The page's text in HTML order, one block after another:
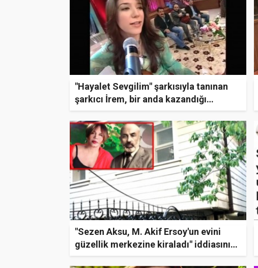
"Hayalet Sevgilim" şarkısıyla tanınan
şarkıcı İrem, bir anda kazandığı
popülerliğini nasıl kaybettiğini anlattı
"Sezen Aksu, M. Akif Ersoy'un evini
güzellik merkezine kiraladı" iddiasının
ardındaki gerçek çok başka çıktı